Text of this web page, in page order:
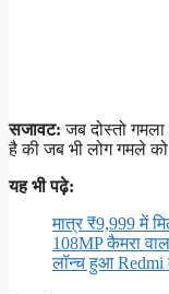
सजावट: जब दोस्तो
है की जब भी लोग गमले
यह भी पढ़े:
मात्र ₹9,999 में
108MP कैमरा
लॉन्च हुआ Redmi